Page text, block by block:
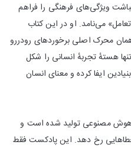
ویژگی‌های فرهنگی را فراهم
می‌نامد. او در این کتاب
محرک اصلی برخوردهای رودررو
هستهٔ تجربهٔ انسانی را شکل
ایفا کرده و معنای انسان
مصنوعی تولید شده است و
رخ دهد. این پادکست فقط